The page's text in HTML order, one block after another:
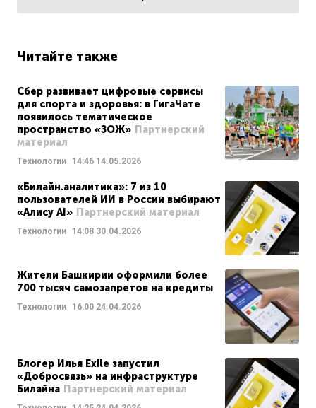
Читайте также
Сбер развивает цифровые сервисы
для спорта и здоровья: в ГигаЧате
появилось тематическое
пространство «ЗОЖ» Партнерский
материал
Технологии 14:46 14.05.2026
«Билайн.аналитика»: 7 из 10
пользователей ИИ в России выбирают
«Алису AI» Партнерский материал
Технологии 14:08 30.04.2026
Жители Башкирии оформили более
700 тысяч самозапретов на кредиты
Технологии 16:00 24.04.2026
Блогер Илья Exile запустил
«Добросвязь» на инфраструктуре
Билайна Партнерский материал